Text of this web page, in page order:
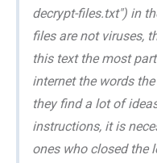
decrypt-files.txt") in
files are not viruses,
this text the most
internet the words
they find a lot of
instructions, it is
ones who closed the